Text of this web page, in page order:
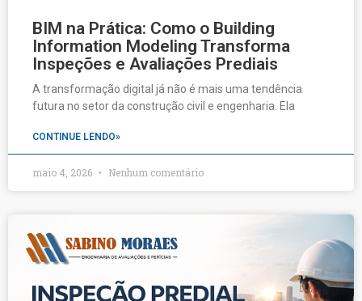
BIM na Prática: Como o Building
Information Modeling Transforma
Inspeções e Avaliações Prediais
A transformação digital já não é mais uma tendência
futura no setor da construção civil e engenharia. Ela
CONTINUE LENDO»
maio 4, 2026 Nenhum comentário